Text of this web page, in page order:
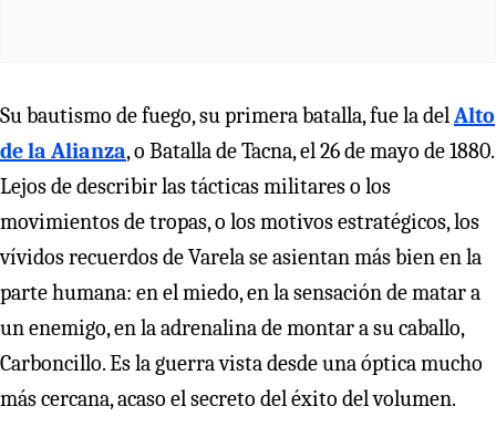
Su bautismo de fuego, su primera batalla, fue la delAlto
de la Alianza, o Batalla de Tacna, el 26 de mayo de 1880.
Lejos de describir las tácticas militares o los
movimientos de tropas, o los motivos estratégicos, los
vívidos recuerdos de Varela se asientan más bien en la
parte humana: en el miedo, en la sensación de matar a
un enemigo, en la adrenalina de montar a su caballo,
Carboncillo. Es la guerra vista desde una óptica mucho
más cercana, acaso el secreto del éxito del volumen.